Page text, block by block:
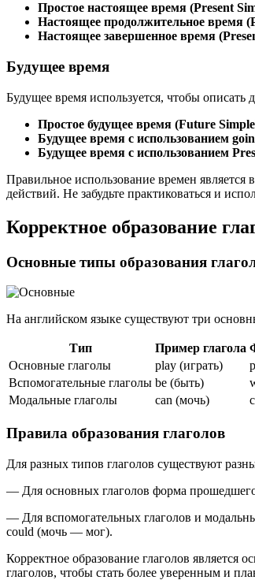
Простое настоящее время (Present
Настоящее продолжительное время
Настоящее завершенное время
Будущее время
Будущее время используется, чтобы
Простое будущее время (Future
Будущее время с использованием
Будущее время с использованием
Правильное использование времен
действий. Не забудьте практиковаться и
Корректное образование
Основные типы образования
На английском языке существуют три
Тип Пример глагола
Основные глаголы
play (играть)
Вспомогательные глаголы be (быть)
Модальные глаголы
can (мочь)
Правила образования глаголов
Для разных типов глаголов существуют
— Для основных глаголов форма
— Для вспомогательных глаголов и
could (мочь — мог).
Корректное образование глаголов
глаголов, чтобы стать более уверенным и